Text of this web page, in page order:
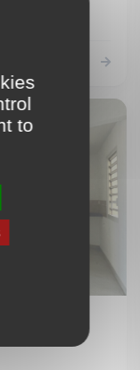
to